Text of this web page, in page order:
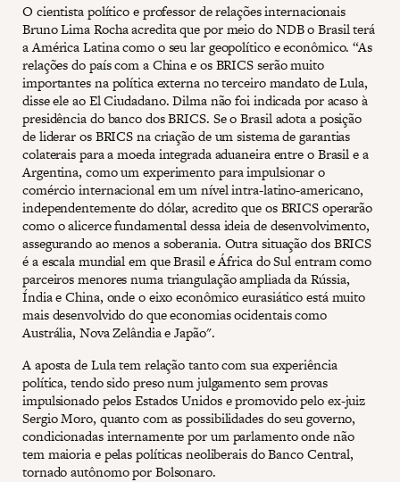
O cientista político e professor de relações internacionais
Bruno Lima Rocha acredita que por meio do NDB o Brasil terá
a América Latina como o seu lar geopolítico e econômico. “As
relações do país com a China e os BRICS serão muito
importantes na política externa no terceiro mandato de Lula,
disse ele ao El Ciudadano. Dilma não foi indicada por acaso à
presidência do banco dos BRICS. Se o Brasil adota a posição
de liderar os BRICS na criação de um sistema de garantias
colaterais para a moeda integrada aduaneira entre o Brasil e a
Argentina, como um experimento para impulsionar o
comércio internacional em um nível intra-latino-americano,
independentemente do dólar, acredito que os BRICS operarão
como o alicerce fundamental dessa ideia de desenvolvimento,
assegurando ao menos a soberania. Outra situação dos BRICS
é a escala mundial em que Brasil e África do Sul entram como
parceiros menores numa triangulação ampliada da Rússia,
Índia e China, onde o eixo econômico eurasiático está muito
mais desenvolvido do que economias ocidentais como
Austrália, Nova Zelândia e Japão".
A aposta de Lula tem relação tanto com sua experiência
política, tendo sido preso num julgamento sem provas
impulsionado pelos Estados Unidos e promovido pelo ex-juiz
Sergio Moro, quanto com as possibilidades do seu governo,
condicionadas internamente por um parlamento onde não
tem maioria e pelas políticas neoliberais do Banco Central,
tornado autônomo por Bolsonaro.